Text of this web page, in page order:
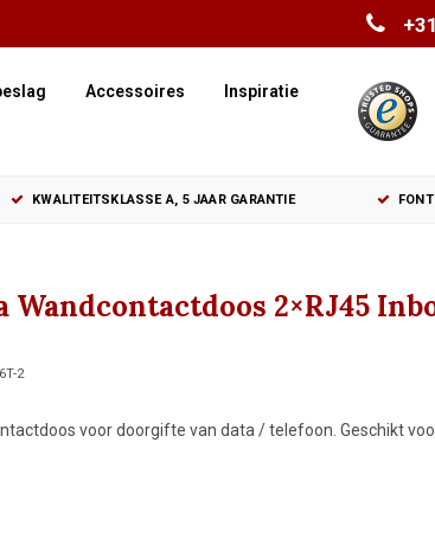
Accessoires Inspiratie
KWALITEITSKLASSE A, 5 JAAR GARANTIE
Wandcontactdoos 2×RJ45
2
voor doorgifte van data / telefoon. Geschikt